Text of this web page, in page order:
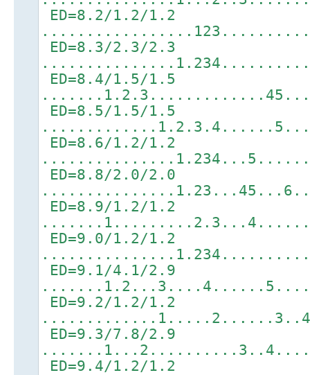
ED=8.2/1.2/1.2
ED=8.3/2.3/2.3
ED=8.4/1.5/1.5
ED=8.5/1.5/1.5
ED=8.6/1.2/1.2
ED=8.8/2.0/2.0
ED=8.9/1.2/1.2
ED=9.0/1.2/1.2
ED=9.1/4.1/2.9
ED=9.2/1.2/1.2
ED=9.3/7.8/2.9
ED=9.4/1.2/1.2